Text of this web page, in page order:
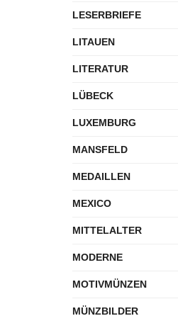
LESERBRIEFE
LITAUEN
LITERATUR
LÜBECK
LUXEMBURG
MANSFELD
MEDAILLEN
MEXICO
MITTELALTER
MODERNE
MOTIVMÜNZEN
MÜNZBILDER